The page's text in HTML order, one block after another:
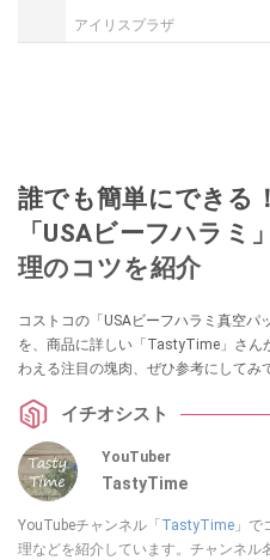
アイリスプラザ
誰でも簡単にできる
「USAビーフハラミ
理のコツを紹介
コストコの「USAビーフハラミ真空
を、商品に詳しい「TastyTime」さん
わえる注目の塊肉、ぜひ参考にしてみ
イチオシスト
YouTuber
TastyTime
YouTubeチャンネル「 TastyTime 」で
理などを紹介しています。チャンネ